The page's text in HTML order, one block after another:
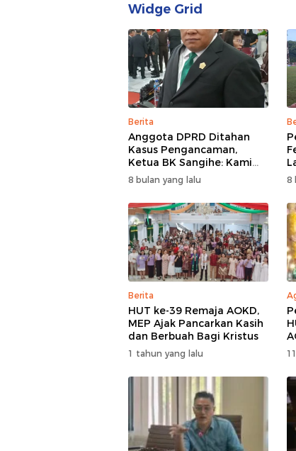
Widge Grid
Berita
Anggota DPRD Ditahan
Kasus Pengancaman,
Ketua BK Sangihe: Kami
Prihatin, Tapi Hormati
Proses Hukum
8 bulan yang lalu 8
Berita
HUT ke-39 Remaja AOKD,
MEP Ajak Pancarkan Kasih
dan Berbuah Bagi Kristus
1 tahun yang lalu